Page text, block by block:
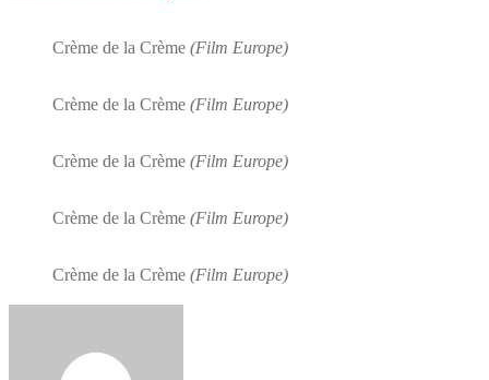
Crème de la Crème (Film Europe)
Crème de la Crème (Film Europe)
Crème de la Crème (Film Europe)
Crème de la Crème (Film Europe)
Crème de la Crème (Film Europe)